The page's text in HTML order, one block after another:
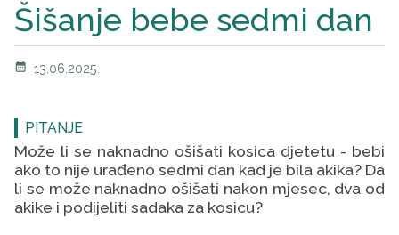
Šišanje bebe sedmi dan
calendar_month 13.06.2025.
PITANJE
Može li se naknadno ošišati kosica djetetu - bebi
ako to nije urađeno sedmi dan kad je bila akika? Da
li se može naknadno ošišati nakon mjesec, dva od
akike i podijeliti sadaka za kosicu?